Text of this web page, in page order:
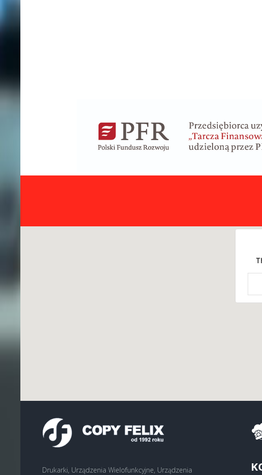
Drukarki, Urządzenia Wielofunkcyjne, Urządzenia